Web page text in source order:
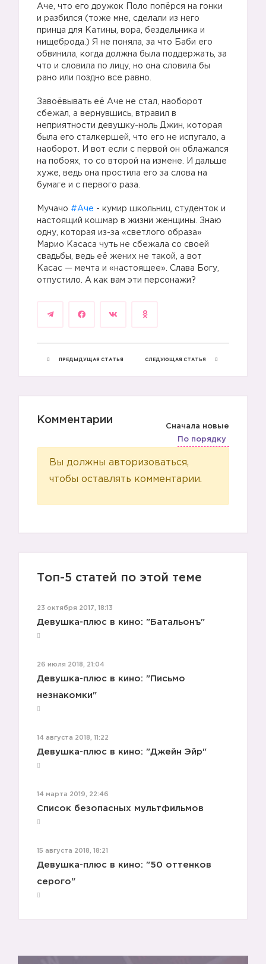
Аче, что его дружок Поло попёрся на гонки
и разбился (тоже мне, сделали из него
принца для Катины, вора, бездельника и
нищеброда.) Я не поняла, за что Баби его
обвинила, когда должна была поддержать, за
что и словила по лицу, но она словила бы
рано или поздно все равно.
Завоёвывать её Аче не стал, наоборот
сбежал, а вернувшись, втравил в
неприятности девушку-ноль Джин, которая
была его сталкершей, что его не испугало, а
наоборот. И вот если с первой он облажался
на побоях, то со второй на измене. И дальше
хуже, ведь она простила его за слова на
бумаге и с первого раза.
Мучачо #Аче - кумир школьниц, студенток и
настоящий кошмар в жизни женщины. Знаю
одну, которая из-за «светлого образа»
Марио Касаса чуть не сбежала со своей
свадьбы, ведь её жених не такой, а вот
Касас — мечта и «настоящее». Слава Богу,
отпустило. А как вам эти персонажи?
ПРЕДЫДУЩАЯ СТАТЬЯ СЛЕДУЮЩАЯ СТАТЬЯ
Комментарии
Сначала новые
По порядку
Вы должны авторизоваться,
чтобы оставлять комментарии.
Топ-5 статей по этой теме
23 октября 2017, 18:13
Девушка-плюс в кино: "Батальонъ"
26 июля 2018, 21:04
Девушка-плюс в кино: "Письмо
незнакомки"
14 августа 2018, 11:22
Девушка-плюс в кино: "Джейн Эйр"
14 марта 2019, 22:46
Список безопасных мультфильмов
15 августа 2018, 18:21
Девушка-плюс в кино: "50 оттенков
серого"